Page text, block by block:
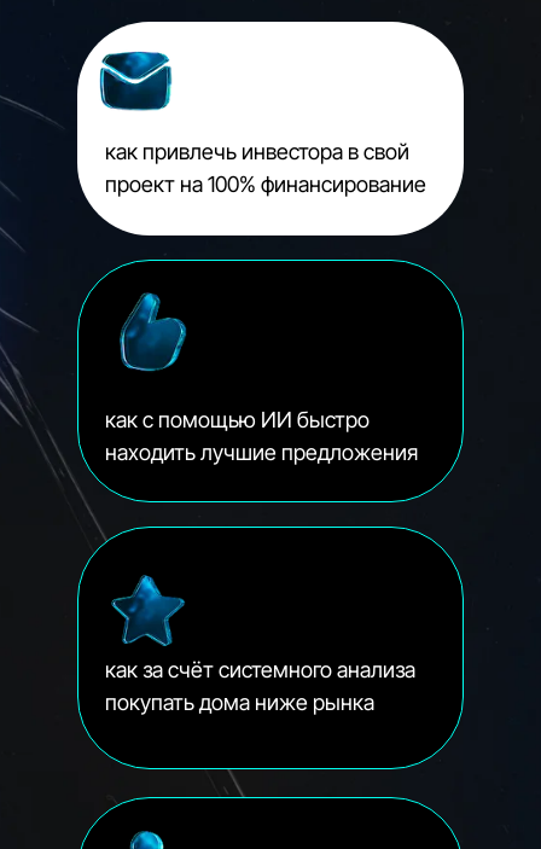
как привлечь инвестора в свой
проект на 100% финансирование
как с помощью ИИ быстро
находить лучшие предложения
как за счёт системного анализа
покупать дома ниже рынка